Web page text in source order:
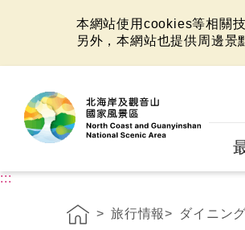
本網站使用cookies等相關
另外，本網站也提供周邊景
:::
旅行情報 ダイニン